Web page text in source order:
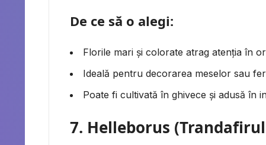
De ce să o alegi:
Florile mari și colorate atrag atenția în
Ideală pentru decorarea meselor sau
Poate fi cultivată în ghivece și adusă în
7. Helleborus